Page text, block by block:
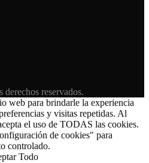
reservados.
web para brindarle la experiencia
y visitas repetidas. Al
el uso de TODAS las cookies.
de cookies" para
controlado.
Todo